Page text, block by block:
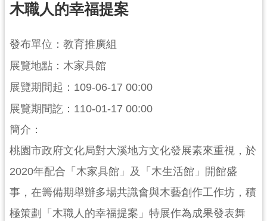
參
資
訊
展
覽
便
服
務
活
木職人的幸福提案
發布單位：教育推廣組
展覽地點：木家具館
展覽期間起：109-06-17 00:00
展覽期間訖：110-01-17 00:00
簡介：
桃園市政府文化局對大溪地方文化發展素來重視，於
2020年配合「木家具館」及「木生活館」開館盛
事，在籌備期舉辦多場共識會與木藝創作工作坊，積
極策劃「木職人的幸福提案」特展作為成果發表舞